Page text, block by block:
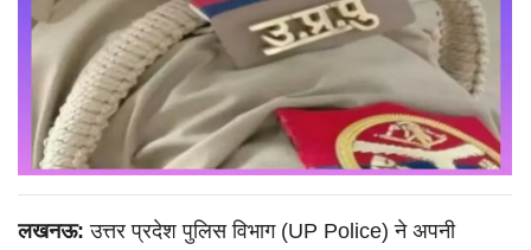
लखनऊ: उत्तर प्रदेश पुलिस विभाग (UP Police) ने अपनी